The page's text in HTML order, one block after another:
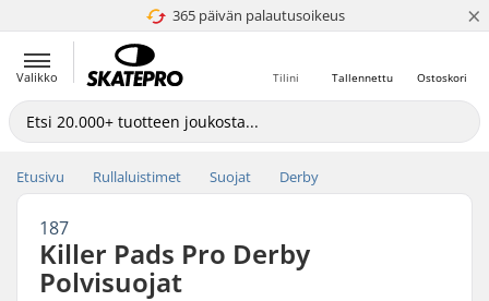
365 päivän palautusoikeus
4.8 / 5 ×
Valikko Ostoskori
Tallennettu
Tilini
Etusivu Rullaluistimet Suojat Derby
187
Killer Pads Pro Derby
Polvisuojat